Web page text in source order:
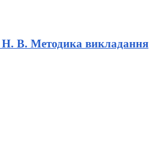
Н. В. Методика викладання